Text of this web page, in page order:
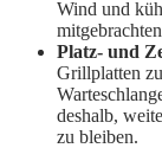
Wind und
Platz- und
Grillplatten
deshalb,
zu bleiben.